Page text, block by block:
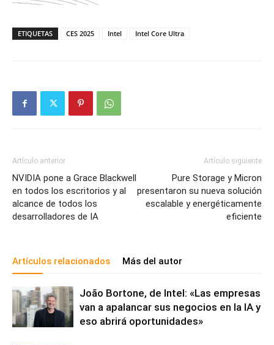
ETIQUETAS CES 2025 Intel Intel Core Ultra
Artículo anterior
NVIDIA pone a Grace Blackwell
en todos los escritorios y al
alcance de todos los
desarrolladores de IA
Artículo siguiente
Pure Storage y Micron
presentaron su nueva solución
escalable y energéticamente
eficiente
Artículos relacionados Más del autor
João Bortone, de Intel: «Las empresas
van a apalancar sus negocios en la IA y
eso abrirá oportunidades»